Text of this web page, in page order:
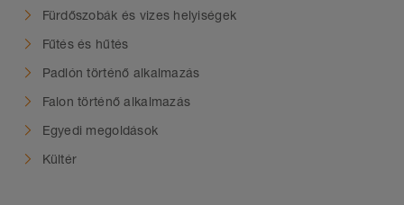
Fürdőszobák és vizes helyiségek
Fűtés és hűtés
Padlón történő alkalmazás
Falon történő alkalmazás
Egyedi megoldások
Kültér